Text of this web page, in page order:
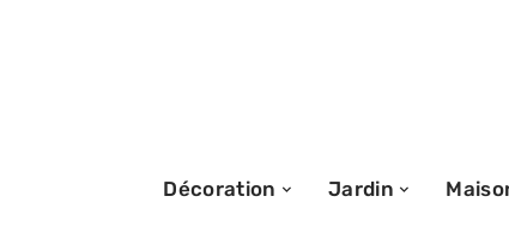
Décoration Jardin